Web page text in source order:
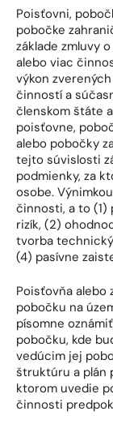
Poisťovni,
pobočke
základe zmluvy
alebo viac
výkon
činností a
členskom štáte
poisťovne,
alebo pobočky
tejto súvislosti
podmienky, za
osobe.
činnosti, a to (1)
rizík, (2)
tvorba
(4) pasívne
Poisťovňa alebo
pobočku na
písomne
pobočku, kde
vedúcim jej
štruktúru a plán
ktorom uvedie
činnosti